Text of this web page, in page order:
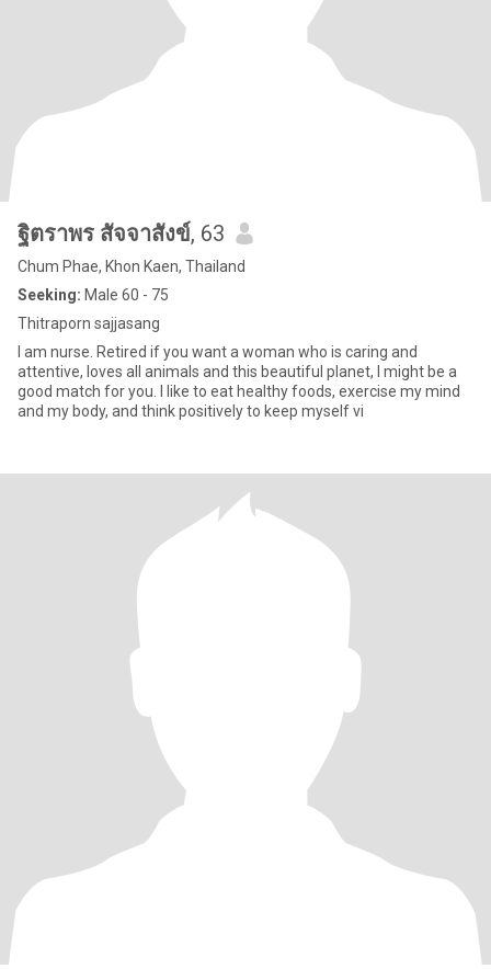
ฐิตราพร สัจจาสังข์, 63
Chum Phae, Khon Kaen, Thailand
Seeking: Male 60 - 75
Thitraporn sajjasang
I am nurse. Retired if you want a woman who is caring and
attentive, loves all animals and this beautiful planet, I might be a
good match for you. I like to eat healthy foods, exercise my mind
and my body, and think positively to keep myself vi